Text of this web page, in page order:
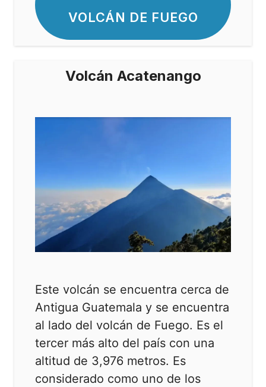
VOLCÁN DE FUEGO
Volcán Acatenango
Este volcán se encuentra cerca de
Antigua Guatemala y se encuentra
al lado del volcán de Fuego. Es el
tercer más alto del país con una
altitud de 3,976 metros. Es
considerado como uno de los